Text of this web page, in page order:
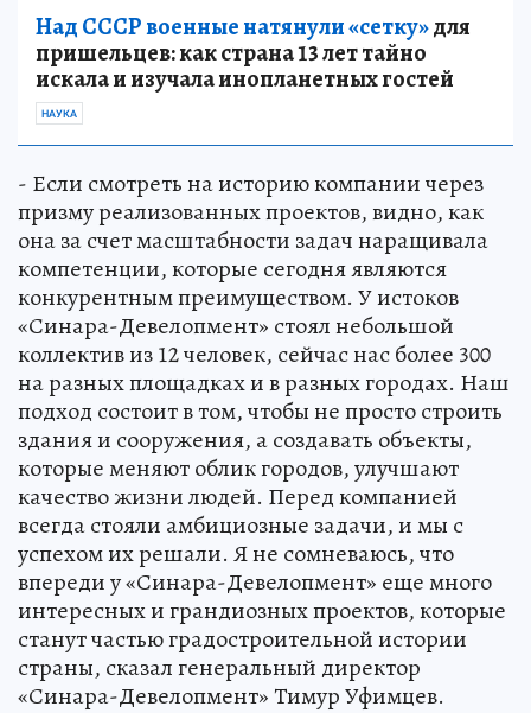
Над СССР военные натянули «сетку»для
пришельцев: как страна 13 лет тайно
искала и изучала инопланетных гостей
НАУКА
- Если смотреть на историю компании через
призму реализованных проектов, видно, как
она за счет масштабности задач наращивала
компетенции, которые сегодня являются
конкурентным преимуществом. У истоков
«Синара-Девелопмент» стоял небольшой
коллектив из 12 человек, сейчас нас более 300
на разных площадках и в разных городах. Наш
подход состоит в том, чтобы не просто строить
здания и сооружения, а создавать объекты,
которые меняют облик городов, улучшают
качество жизни людей. Перед компанией
всегда стояли амбициозные задачи, и мы с
успехом их решали. Я не сомневаюсь, что
впереди у «Синара-Девелопмент» еще много
интересных и грандиозных проектов, которые
станут частью градостроительной истории
страны, сказал генеральный директор
«Синара-Девелопмент» Тимур Уфимцев.